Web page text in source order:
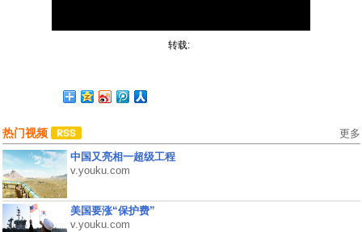
转载:
热门视频 更多
中国又亮相一超级工程
v.youku.com
美国要涨“保护费”
v.youku.com